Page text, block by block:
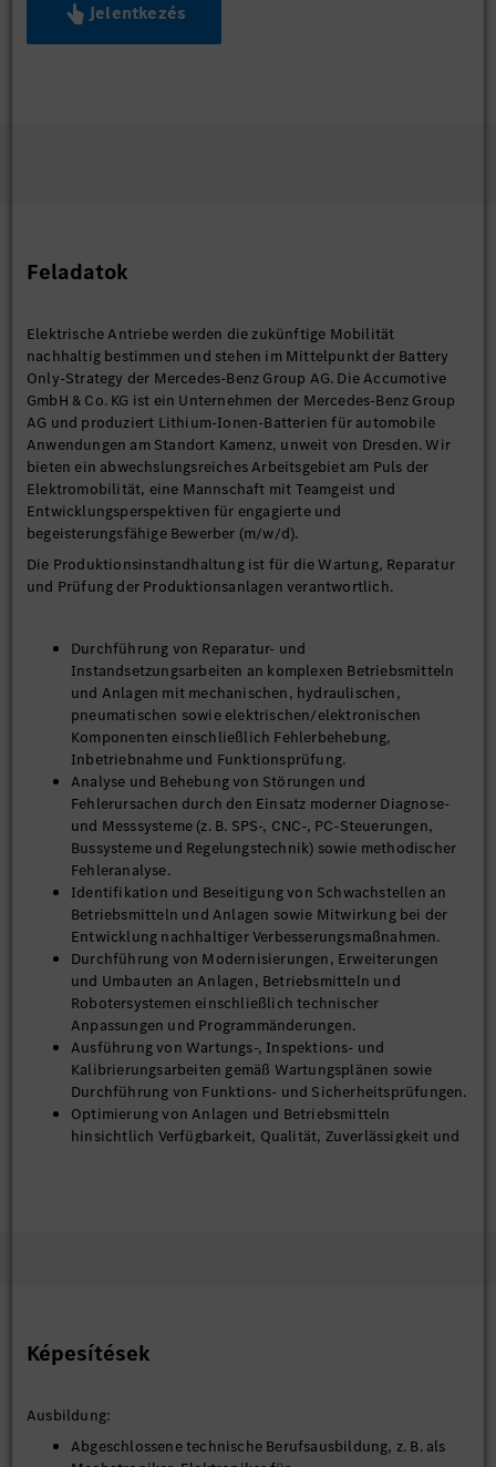
Jelentkezés
Feladatok
Elektrische Antriebe werden die zukünftige Mobilität
nachhaltig bestimmen und stehen im Mittelpunkt der Battery
Only-Strategy der Mercedes-Benz Group AG. Die Accumotive
GmbH & Co. KG ist ein Unternehmen der Mercedes-Benz Group
AG und produziert Lithium-Ionen-Batterien für automobile
Anwendungen am Standort Kamenz, unweit von Dresden. Wir
bieten ein abwechslungsreiches Arbeitsgebiet am Puls der
Elektromobilität, eine Mannschaft mit Teamgeist und
Entwicklungsperspektiven für engagierte und
begeisterungsfähige Bewerber (m/w/d).
Die Produktionsinstandhaltung ist für die Wartung, Reparatur
und Prüfung der Produktionsanlagen verantwortlich.
Durchführung von Reparatur- und
Instandsetzungsarbeiten an komplexen Betriebsmitteln
und Anlagen mit mechanischen, hydraulischen,
pneumatischen sowie elektrischen/elektronischen
Komponenten einschließlich Fehlerbehebung,
Inbetriebnahme und Funktionsprüfung.
Analyse und Behebung von Störungen und
Fehlerursachen durch den Einsatz moderner Diagnose-
und Messsysteme (z. B. SPS-, CNC-, PC-Steuerungen,
Bussysteme und Regelungstechnik) sowie methodischer
Fehleranalyse.
Identifikation und Beseitigung von Schwachstellen an
Betriebsmitteln und Anlagen sowie Mitwirkung bei der
Entwicklung nachhaltiger Verbesserungsmaßnahmen.
Durchführung von Modernisierungen, Erweiterungen
und Umbauten an Anlagen, Betriebsmitteln und
Robotersystemen einschließlich technischer
Anpassungen und Programmänderungen.
Ausführung von Wartungs-, Inspektions- und
Kalibrierungsarbeiten gemäß Wartungsplänen sowie
Durchführung von Funktions- und Sicherheitsprüfungen.
Optimierung von Anlagen und Betriebsmitteln
hinsichtlich Verfügbarkeit, Qualität, Zuverlässigkeit und
und Vorgaben.
Bereichen Arbeits-, Umwelt- und Brandschutz sowie
relevanter Arbeitsanweisungen.
Képesítések
Ausbildung:
Abgeschlossene technische Berufsausbildung, z. B. als